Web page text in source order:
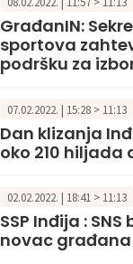
GrađanIN:
sportova
podršku za
07.02.2022. | 15:28 > 11:13
Dan klizanja
oko 210 hiljada
02.02.2022. | 18:41 > 11:13
SSP Inđija :
novac građana